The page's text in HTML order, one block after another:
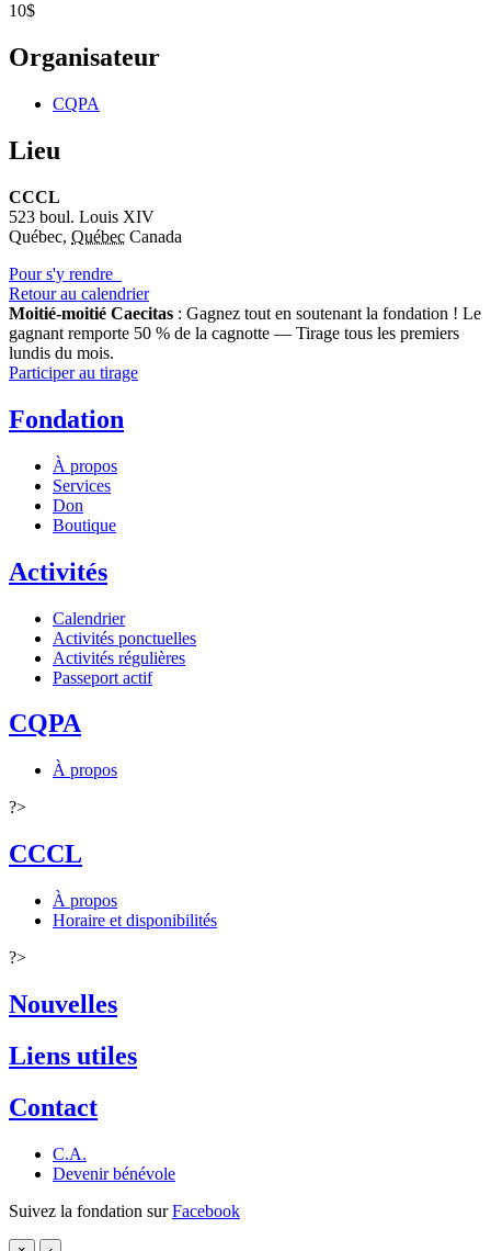
10$
Organisateur
CQPA
Lieu
CCCL
523 boul. Louis XIV
Québec, Québec Canada
Pour s'y rendre
Retour au calendrier
Moitié-moitié Caecitas : Gagnez tout en soutenant la fondation ! Le
gagnant remporte 50 % de la cagnotte — Tirage tous les premiers
lundis du mois.
Participer au tirage
Fondation
À propos
Services
Don
Boutique
Activités
Calendrier
Activités ponctuelles
Activités régulières
Passeport actif
CQPA
À propos
?>
CCCL
À propos
Horaire et disponibilités
?>
Nouvelles
Liens utiles
Contact
C.A.
Devenir bénévole
Suivez la fondation surFacebook